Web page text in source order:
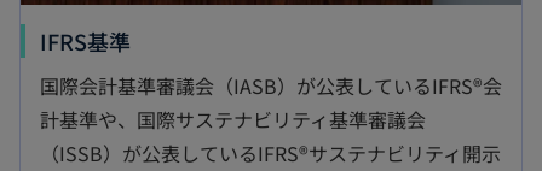
IFRS基準
し
い
タ
国際会計基準審議会（IASB）が公表しているIFRS®会
計基準や、国際サステナビリティ基準審議会
（ISSB）が公表しているIFRS®サステナビリティ開示